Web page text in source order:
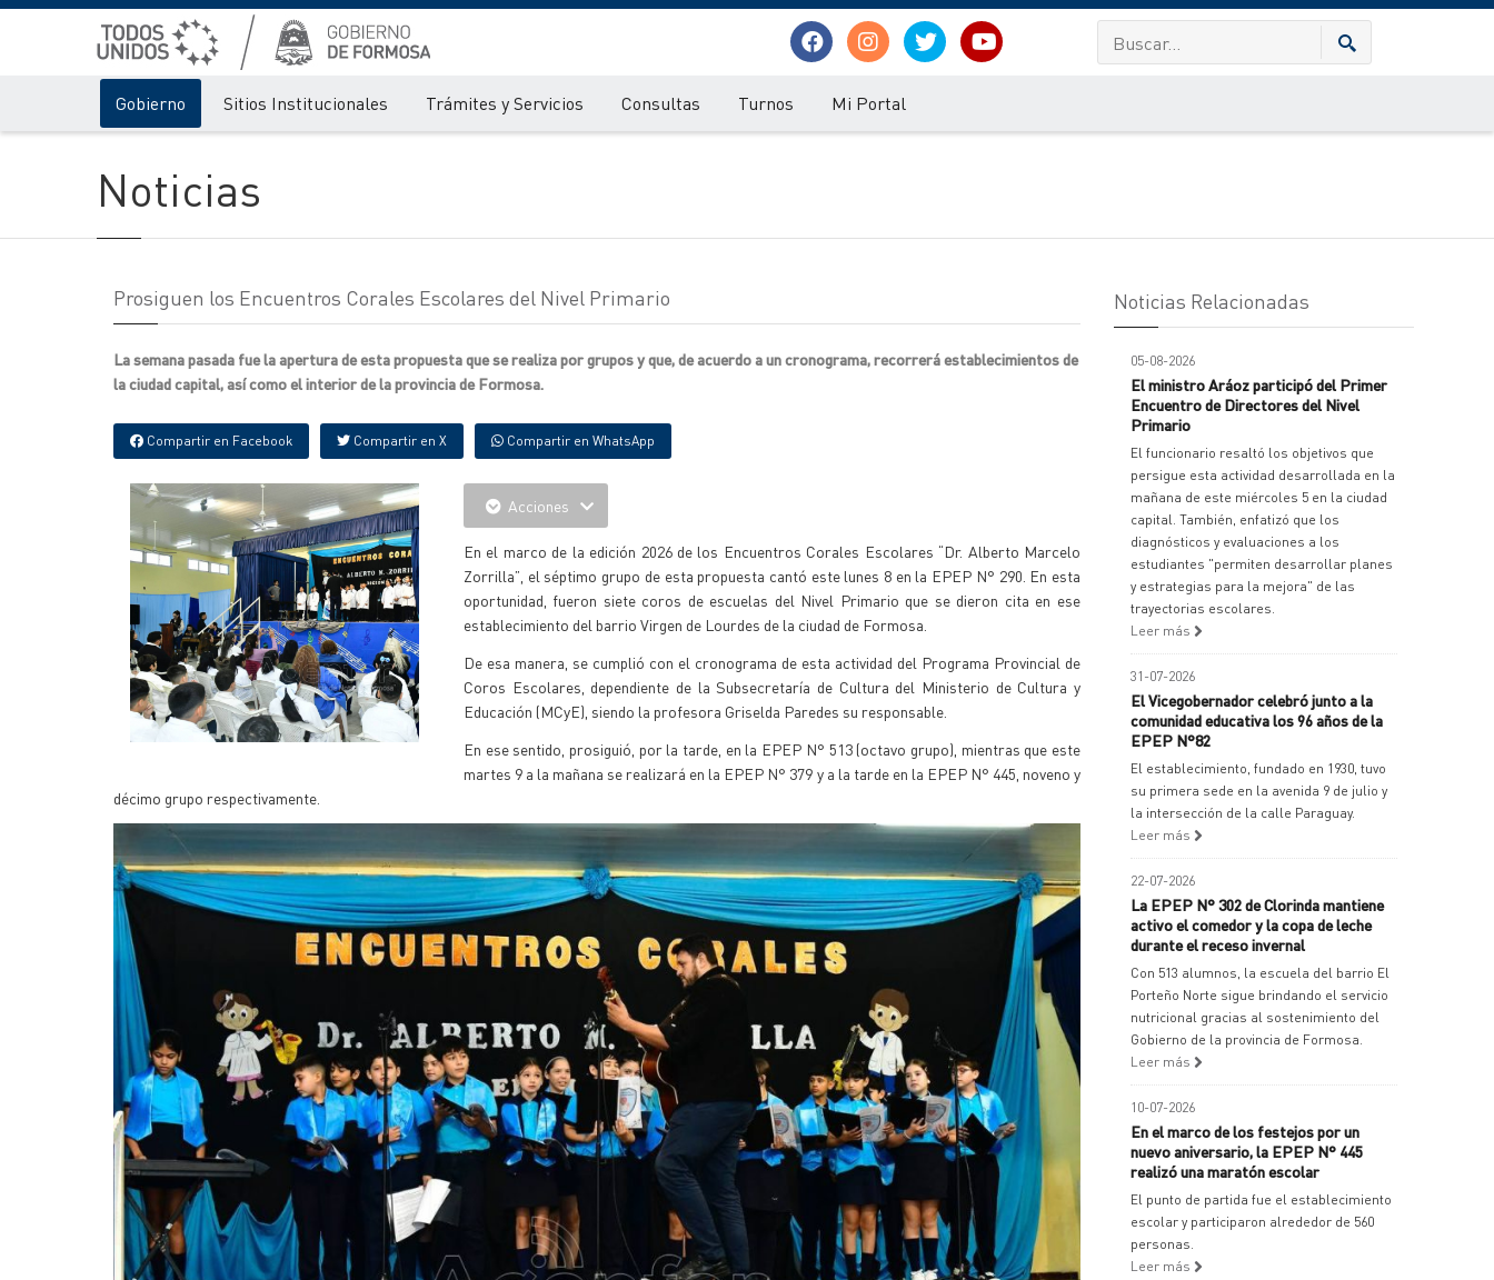
Gobierno Sitios Institucionales Trámites y Servicios Consultas Turnos Mi Portal
Noticias
Prosiguen los Encuentros Corales Escolares del Nivel Primario
La semana pasada fue la apertura de esta propuesta que se realiza por grupos y que, de acuerdo a un cronograma, recorrerá establecimientos de
la ciudad capital, así como el interior de la provincia de Formosa.
Compartir en Facebook Compartir en X Compartir en WhatsApp
Acciones
En el marco de la edición 2026 de los Encuentros Corales Escolares “Dr. Alberto Marcelo
Zorrilla”, el séptimo grupo de esta propuesta cantó este lunes 8 en la EPEP N° 290. En esta
oportunidad, fueron siete coros de escuelas del Nivel Primario que se dieron cita en ese
establecimiento del barrio Virgen de Lourdes de la ciudad de Formosa.
De esa manera, se cumplió con el cronograma de esta actividad del Programa Provincial de
Coros Escolares, dependiente de la Subsecretaría de Cultura del Ministerio de Cultura y
Educación (MCyE), siendo la profesora Griselda Paredes su responsable.
En ese sentido, prosiguió, por la tarde, en la EPEP N° 513 (octavo grupo), mientras que este
martes 9 a la mañana se realizará en la EPEP N° 379 y a la tarde en la EPEP N° 445, noveno y
décimo grupo respectivamente.
Noticias Relacionadas
05-08-2026
El ministro Aráoz participó del Primer
Encuentro de Directores del Nivel
Primario
El funcionario resaltó los objetivos que
persigue esta actividad desarrollada en la
mañana de este miércoles 5 en la ciudad
capital. También, enfatizó que los
diagnósticos y evaluaciones a los
estudiantes "permiten desarrollar planes
y estrategias para la mejora" de las
trayectorias escolares.
Leer más
31-07-2026
El Vicegobernador celebró junto a la
comunidad educativa los 96 años de la
EPEP N°82
El establecimiento, fundado en 1930, tuvo
su primera sede en la avenida 9 de julio y
la intersección de la calle Paraguay.
Leer más
22-07-2026
La EPEP N° 302 de Clorinda mantiene
activo el comedor y la copa de leche
durante el receso invernal
Con 513 alumnos, la escuela del barrio El
Porteño Norte sigue brindando el servicio
nutricional gracias al sostenimiento del
Gobierno de la provincia de Formosa.
Leer más
10-07-2026
En el marco de los festejos por un
nuevo aniversario, la EPEP N° 445
realizó una maratón escolar
El punto de partida fue el establecimiento
escolar y participaron alrededor de 560
personas.
Leer más